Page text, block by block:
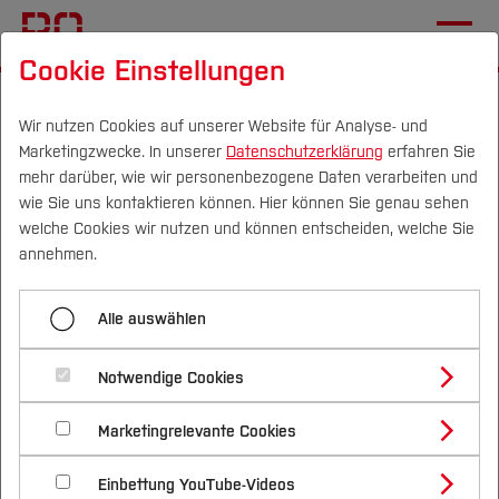
Campus Personen DE|EN Quicklinks
Studium
Studienangebote
Bachelorstudiengänge
Masterstudiengänge
Vor dem Studium
Bewerben & Einschreiben
Bewerbungsportal
Im Studium
Studienbüros und Prüfungen
Nach dem Studium
Forschung & Transfer
Profil
Forschungs- und Transferprofil
Schwerpunkte (FuT)
Beratung & Förderung
Nachhaltigkeit
Nachhaltigkeit studieren
International
Menü aufklappen
Übersicht
Studieren im Fachbereich
Forschung und Entwicklung
Kooperationen
Fachbereich Geodäsie
Cookie Einstellungen
Wir nutzen Cookies auf unserer Website für Analyse- und
Marketingzwecke. In unserer Datenschutzerklärung erfahren Sie
mehr darüber, wie wir personenbezogene Daten verarbeiten und
wie Sie uns kontaktieren können. Hier können Sie genau sehen
welche Cookies wir nutzen und können entscheiden, welche Sie
annehmen.
Alle auswählen
Notwendige Cookies
Marketingrelevante Cookies
Einbettung YouTube-Videos